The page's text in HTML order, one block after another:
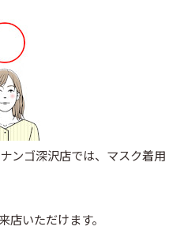
ンゴ深沢店では、マスク着用
店いただけます。